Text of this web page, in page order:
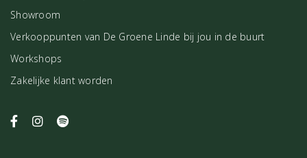
Showroom
Verkooppunten van De Groene Linde bij jou in de buurt
Workshops
Zakelijke klant worden